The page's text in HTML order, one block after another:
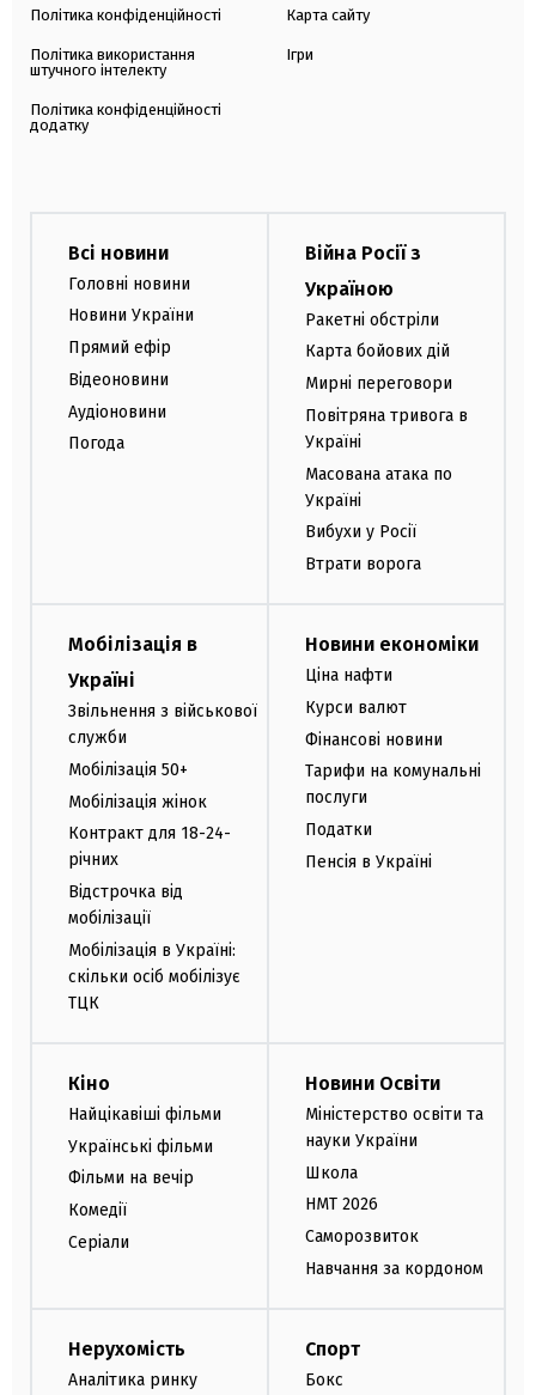
Політика конфіденційності
Політика використання
штучного інтелекту
Політика конфіденційності
додатку
Карта сайту
Ігри
Всі новини
Головні новини
Новини України
Прямий ефір
Відеоновини
Аудіоновини
Погода
Війна Росії з
Україною
Ракетні обстріли
Карта бойових дій
Мирні переговори
Повітряна тривога в
Україні
Масована атака по
Україні
Вибухи у Росії
Втрати ворога
Мобілізація в
Україні
Звільнення з військової
служби
Мобілізація 50+
Мобілізація жінок
Контракт для 18-24-
річних
Відстрочка від
мобілізації
Мобілізація в Україні:
скільки осіб мобілізує
ТЦК
Новини економіки
Ціна нафти
Курси валют
Фінансові новини
Тарифи на комунальні
послуги
Податки
Пенсія в Україні
Кіно
Найцікавіші фільми
Українські фільми
Фільми на вечір
Комедії
Серіали
Новини Освіти
Міністерство освіти та
науки України
Школа
НМТ 2026
Саморозвиток
Навчання за кордоном
Нерухомість
Аналітика ринку
Спорт
Бокс